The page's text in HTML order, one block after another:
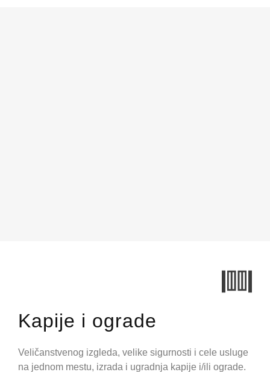
Kapije i ograde
Veličanstvenog izgleda, velike sigurnosti i cele usluge
na jednom mestu, izrada i ugradnja kapije i/ili ograde.